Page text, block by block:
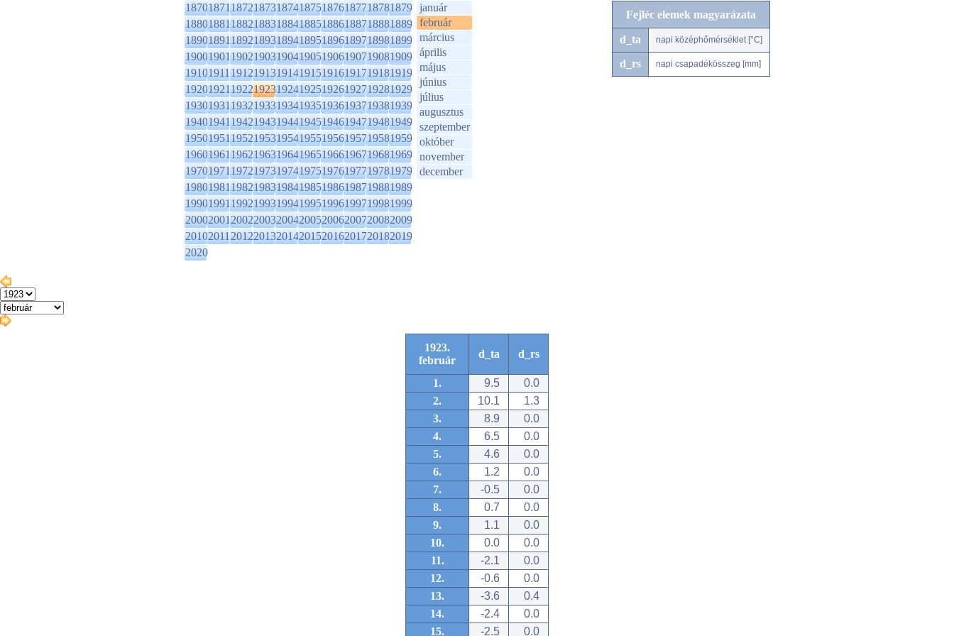
1870187118721873187418751876187718781879
1880188118821883188418851886188718881889
1890189118921893189418951896189718981899
1900190119021903190419051906190719081909
1910191119121913191419151916191719181919
1920192119221923192419251926192719281929
1930193119321933193419351936193719381939
1940194119421943194419451946194719481949
1950195119521953195419551956195719581959
1960196119621963196419651966196719681969
1970197119721973197419751976197719781979
1980198119821983198419851986198719881989
1990199119921993199419951996199719981999
2000200120022003200420052006200720082009
2010201120122013201420152016201720182019
2020
január
február
március
április
május
június
július
augusztus
szeptember
október
november
december
Fejléc elemek magyarázata
d_ta napi középhőmérséklet [°C]
d_rs napi csapadékösszeg [mm]
1923.
február
d_ta d_rs
1. 9.5
0.0
2.
10.1
1.3
3.
8.9
0.0
4.
6.5
0.0
5.
4.6
0.0
6.
1.2
0.0
7.
-0.5
0.0
8.
0.7
0.0
9.
1.1
0.0
10.
0.0
0.0
11.
-2.1
0.0
12.
-0.6
0.0
13.
-3.6
0.4
14.
-2.4
0.0
15.
-2.5 0.0